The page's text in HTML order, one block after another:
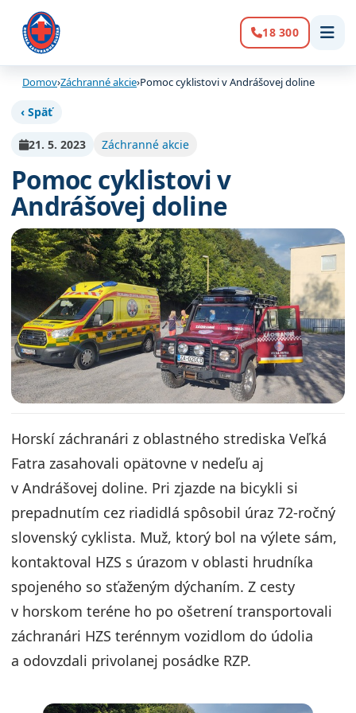
Volanie:
18 300
Domov›Záchranné akcie›Pomoc cyklistovi v Andrášovej doline
‹ Späť
21. 5. 2023 Záchranné akcie
Pomoc cyklistovi v
Andrášovej doline
Horskí záchranári z oblastného strediska Veľká
Fatra zasahovali opätovne v nedeľu aj
v Andrášovej doline. Pri zjazde na bicykli si
prepadnutím cez riadidlá spôsobil úraz 72-ročný
slovenský cyklista. Muž, ktorý bol na výlete sám,
kontaktoval HZS s úrazom v oblasti hrudníka
spojeného so sťaženým dýchaním. Z cesty
v horskom teréne ho po ošetrení transportovali
záchranári HZS terénnym vozidlom do údolia
a odovzdali privolanej posádke RZP.